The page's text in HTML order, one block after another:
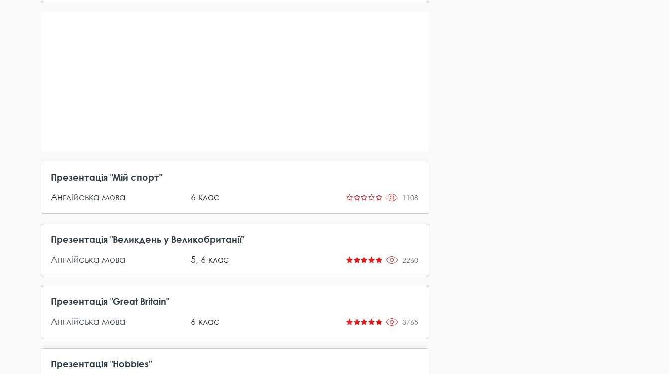
Презентація "Mій спорт"
Англійська мова
6клас 1108
Презентація "Великдень у Великобританії"
Англійська мова
5, 6клас 2260
Презентація "Great Britain"
Англійська мова
6клас 3765
Презентація "Hobbies"